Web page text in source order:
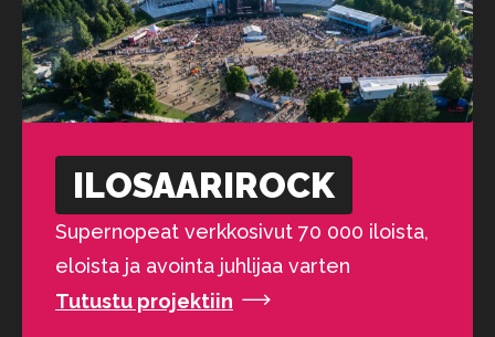
ILOSAARI­ROCK
Supernopeat verkkosivut 70 000 iloista,
eloista ja avointa juhlijaa varten
Tutustu projektiin